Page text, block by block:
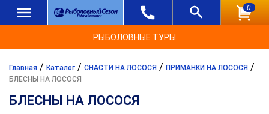
0
РЫБОЛОВНЫЕ ТУРЫ
Главная / Каталог / СНАСТИ НА ЛОСОСЯ / ПРИМАНКИ НА ЛОСОСЯ /
БЛЕСНЫ НА ЛОСОСЯ
БЛЕСНЫ НА ЛОСОСЯ